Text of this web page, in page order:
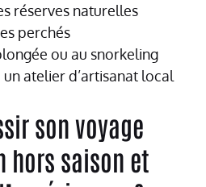
réserves naturelles
perchés
ou au snorkeling
atelier d’artisanat local
son voyage
hors saison et